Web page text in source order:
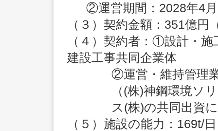
②運営期間：2028年4
（３）契約金額：351億円
（４）契約者：①設計・
建設工事共同企業体
②運営・維持管理
（(株)神鋼環境ソ
ス(株)の共同出資
（５）施設の能力：169t/